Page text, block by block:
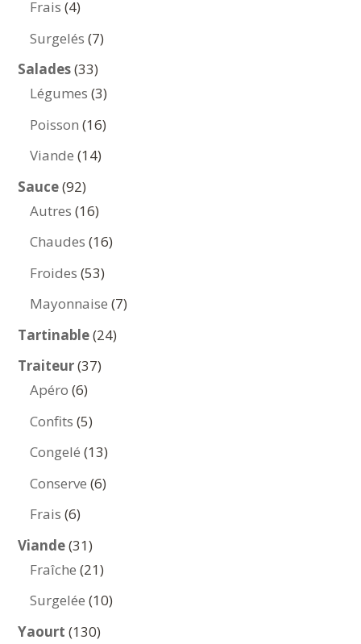
Frais 44
produits
Surgelés 77
Salades 3333
produits
Légumes 33
produits
Poisson 1616
Viande 1414
Sauce 9292
produits
Autres 1616
produits
Chaudes 1616
Froides 5353
produits
Mayonnaise 77
Tartinable 2424
Traiteur 3737
Apéro 66
produits
Confits 55
produits
Congelé 1313
produits
Conserve 66
Frais 66
produits
Viande 3131
produits
Fraîche 2121
produits
Surgelée 1010
Yaourt 130130